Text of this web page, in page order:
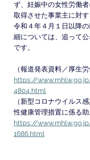
ず、妊娠中の女性労働
取得させた事業主に対す
令和４年４月１日以降
細については、追って
です。
（報道発表資料／厚生労
https://
4804.html
（新型コロナウイルス
性健康管理措置に係る助
https://
1686.html